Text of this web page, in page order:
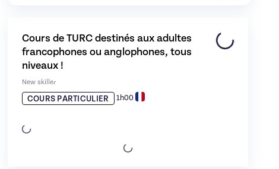
Cours de TURC destinés aux adultes
francophones ou anglophones, tous
niveaux !
New skiller
COURS PARTICULIER 1h00